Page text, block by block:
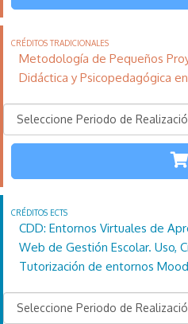
110Horas 11
Más
Metodología de Pequeños
Didáctica y Psicopedagógica
110Horas 11
Más
CDD: Entornos Virtuales de
Web de Gestión Escolar. Uso,
Tutorización de entornos